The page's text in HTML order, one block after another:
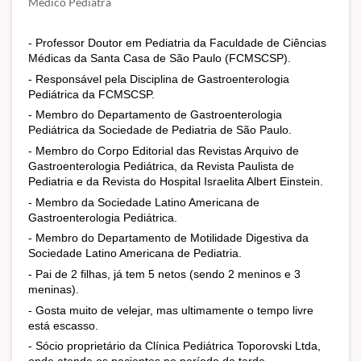
- Professor Doutor em Pediatria da Faculdade de Ciências
Médicas da Santa Casa de São Paulo (FCMSCSP).
- Responsável pela Disciplina de Gastroenterologia
Pediátrica da FCMSCSP.
- Membro do Departamento de Gastroenterologia
Pediátrica da Sociedade de Pediatria de São Paulo.
- Membro do Corpo Editorial das Revistas Arquivo de
Gastroenterologia Pediátrica, da Revista Paulista de
Pediatria e da Revista do Hospital Israelita Albert Einstein.
- Membro da Sociedade Latino Americana de
Gastroenterologia Pediátrica.
- Membro do Departamento de Motilidade Digestiva da
Sociedade Latino Americana de Pediatria.
- Pai de 2 filhas, já tem 5 netos (sendo 2 meninos e 3
meninas).
- Gosta muito de velejar, mas ultimamente o tempo livre
está escasso.
- Sócio proprietário da Clínica Pediátrica Toporovski Ltda,